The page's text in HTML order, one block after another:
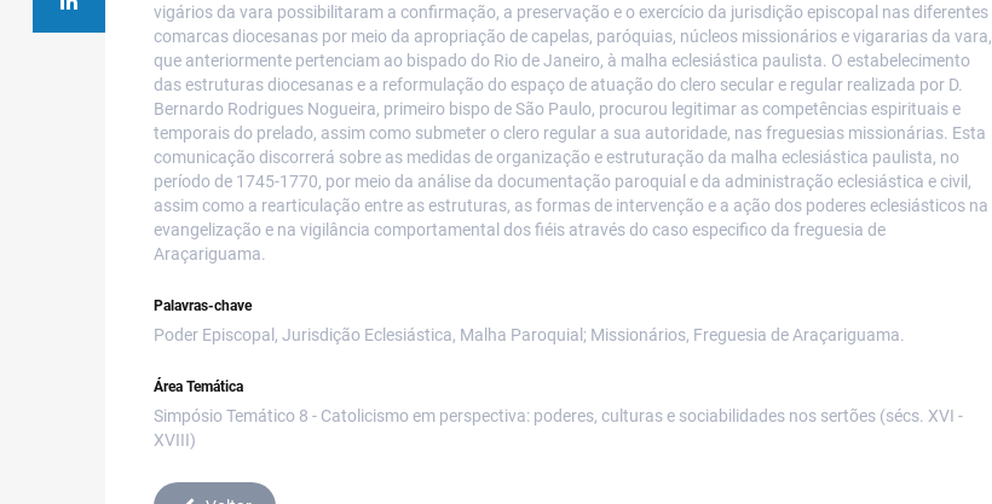
vigários da vara possibilitaram a confirmação, a preservação e o exercício da jurisdição episcopal nas diferentes
comarcas diocesanas por meio da apropriação de capelas, paróquias, núcleos missionários e vigararias da vara,
que anteriormente pertenciam ao bispado do Rio de Janeiro, à malha eclesiástica paulista. O estabelecimento
das estruturas diocesanas e a reformulação do espaço de atuação do clero secular e regular realizada por D.
Bernardo Rodrigues Nogueira, primeiro bispo de São Paulo, procurou legitimar as competências espirituais e
temporais do prelado, assim como submeter o clero regular a sua autoridade, nas freguesias missionárias. Esta
comunicação discorrerá sobre as medidas de organização e estruturação da malha eclesiástica paulista, no
período de 1745-1770, por meio da análise da documentação paroquial e da administração eclesiástica e civil,
assim como a rearticulação entre as estruturas, as formas de intervenção e a ação dos poderes eclesiásticos na
evangelização e na vigilância comportamental dos fiéis através do caso especifico da freguesia de
Araçariguama.
Palavras-chave
Poder Episcopal, Jurisdição Eclesiástica, Malha Paroquial; Missionários, Freguesia de Araçariguama.
Área Temática
Simpósio Temático 8 - Catolicismo em perspectiva: poderes, culturas e sociabilidades nos sertões (sécs. XVI -
XVIII)